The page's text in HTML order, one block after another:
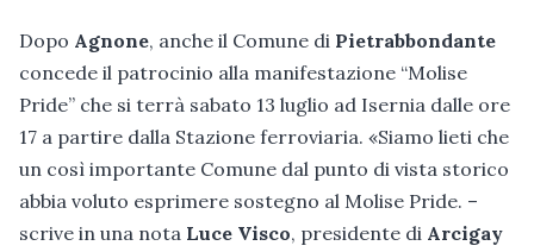
Dopo Agnone, anche il Comune di Pietrabbondante
concede il patrocinio alla manifestazione “Molise
Pride” che si terrà sabato 13 luglio ad Isernia dalle ore
17 a partire dalla Stazione ferroviaria. «Siamo lieti che
un così importante Comune dal punto di vista storico
abbia voluto esprimere sostegno al Molise Pride. –
scrive in una nota Luce Visco, presidente di Arcigay